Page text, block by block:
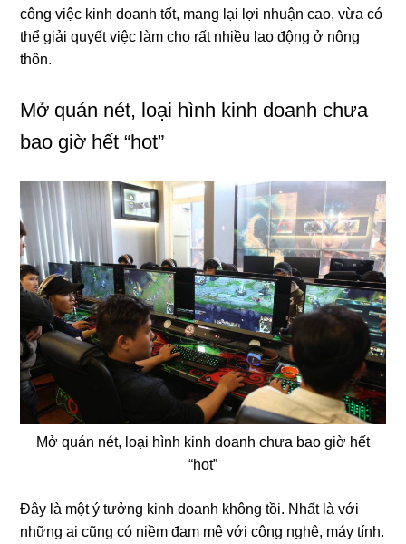
công việc kinh doanh tốt, mang lại lợi nhuận cao, vừa có
thể giải quyết việc làm cho rất nhiều lao động ở nông
thôn.
Mở quán nét, loại hình kinh doanh chưa
bao giờ hết “hot”
Mở quán nét, loại hình kinh doanh chưa bao giờ hết
“hot”
Đây là một ý tưởng kinh doanh không tồi. Nhất là với
những ai cũng có niềm đam mê với công nghê, máy tính.